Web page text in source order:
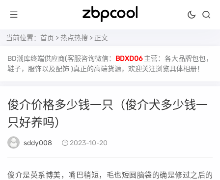
当前位置： 首页 >热点热搜 > 正文
BD潮库终端供应商(客服咨询微信： BDXD06 主营：各大品牌包包，
鞋子，服饰以及配饰 )真正的高端货源，欢迎关注浏览具体相册！
俊介价格多少钱一只（俊介犬多少钱一
只好养吗）
sddy008 2023-10-20
俊介是英系博美，嘴巴稍短，毛也短圆脑袋的确是修过之后的